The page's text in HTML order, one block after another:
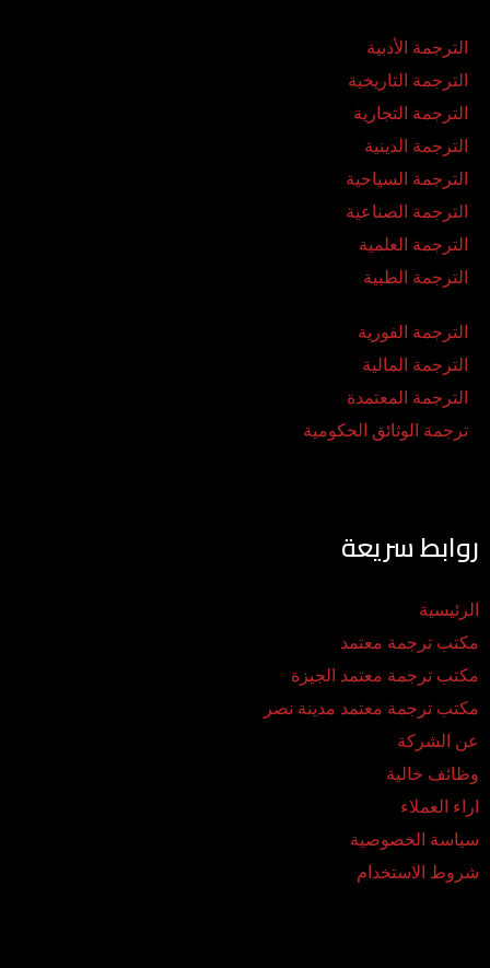
الترجمة الأدبية
الترجمة التاريخية
الترجمة التجارية
الترجمة الدينية
الترجمة السياحية
الترجمة الصناعية
الترجمة العلمية
الترجمة الطبية
الترجمة الفورية
الترجمة المالية
الترجمة المعتمدة
ترجمة الوثائق الحكومية
روابط سريعة
الرئيسية
مكتب ترجمة معتمد
مكتب ترجمة معتمد الجيزة
مكتب ترجمة معتمد مدينة نصر
عن الشركة
وظائف خالية
اراء العملاء
سياسة الخصوصية
شروط الاستخدام